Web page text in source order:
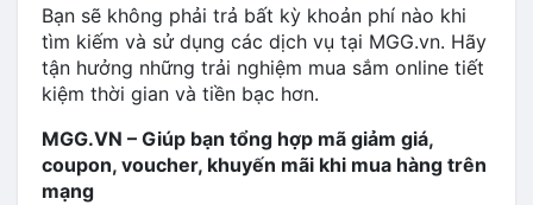
Bạn sẽ không phải trả bất kỳ khoản phí nào khi
tìm kiếm và sử dụng các dịch vụ tại MGG.vn. Hãy
tận hưởng những trải nghiệm mua sắm online tiết
kiệm thời gian và tiền bạc hơn.
MGG.VN – Giúp bạn tổng hợp mã giảm giá,
coupon, voucher, khuyến mãi khi mua hàng trên
mạng